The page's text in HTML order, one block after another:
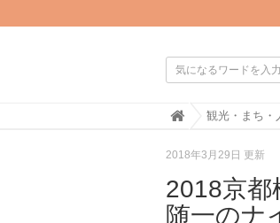
H
e
観光・まち・
2018年3月29日 更新
2018京
随一のナ